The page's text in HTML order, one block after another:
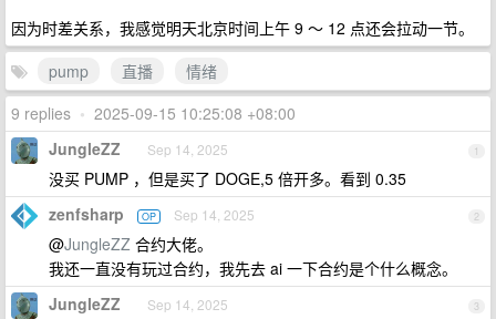
因为时差关系，我感觉明天北京时间上午 9 ～ 12 点还会拉动一节。
pump
直播
情绪
9 replies • 2025-09-15 10:25:08 +08:00
1
JungleZZ Sep 14, 2025
没买 PUMP ，但是买了 DOGE,5 倍开多。看到 0.35
2
zenfsharp OP Sep 14, 2025
@JungleZZ 合约大佬。
我还一直没有玩过合约，我先去 ai 一下合约是个什么概念。
3
JungleZZ Sep 14, 2025